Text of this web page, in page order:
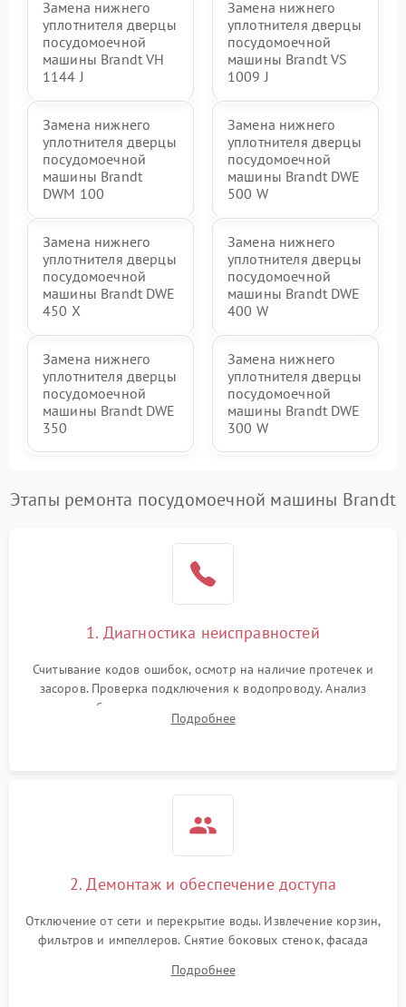
Замена нижнего
уплотнителя дверцы
посудомоечной
машины Brandt VH
1144 J
Замена нижнего
уплотнителя дверцы
посудомоечной
машины Brandt VS
1009 J
Замена нижнего
уплотнителя дверцы
посудомоечной
машины Brandt
DWM 100
Замена нижнего
уплотнителя дверцы
посудомоечной
машины Brandt DWE
500 W
Замена нижнего
уплотнителя дверцы
посудомоечной
машины Brandt DWE
450 X
Замена нижнего
уплотнителя дверцы
посудомоечной
машины Brandt DWE
400 W
Замена нижнего
уплотнителя дверцы
посудомоечной
машины Brandt DWE
350
Замена нижнего
уплотнителя дверцы
посудомоечной
машины Brandt DWE
300 W
Этапы ремонта посудомоечной машины Brandt
1. Диагностика неисправностей
Считывание кодов ошибок, осмотр на наличие протечек и
засоров. Проверка подключения к водопроводу. Анализ
жалоб на отсутствие слива, нагрева, вращения
разбрызгивателей или срабатывание системы защиты
Подробнее
2. Демонтаж и обеспечение доступа
Отключение от сети и перекрытие воды. Извлечение корзин,
фильтров и импеллеров. Снятие боковых стенок, фасада
циркуляционному насосу, ТЭНу и сливной помпе.
Подробнее